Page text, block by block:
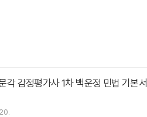
각 감정평가사 1차 백운정 민법 기본서